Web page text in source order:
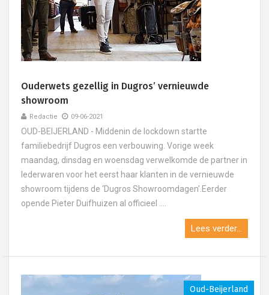
Ouderwets gezellig in Dugros’ vernieuwde
showroom
Redactie 09-06-2021
OUD-BEIJERLAND - Middenin de lockdown startte
familiebedrijf Dugros een verbouwing. Vorige week
maandag, dinsdag en woensdag verwelkomde de partner in
lederwaren voor het eerst haar klanten in de vernieuwde
showroom tijdens de ‘Dugros Showroomdagen’.Eerder
opende Pieter Duifhuizen al officieel ....
Lees verder...
Oud-Beijerland